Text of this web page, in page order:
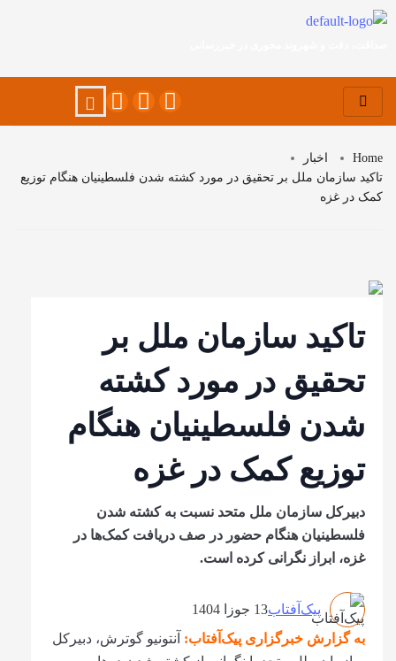
Home
اخبار
تاکید سازمان ملل بر تحقیق در مورد کشته شدن فلسطینیان هنگام توزیع
کمک در غزه
تاکید سازمان ملل بر
تحقیق در مورد کشته
شدن فلسطینیان هنگام
توزیع کمک در غزه
دبیرکل سازمان ملل متحد نسبت به کشته شدن
فلسطینیان هنگام حضور در صف دریافت کمک‌ها در
غزه، ابراز نگرانی کرده است.
پیک‌آفتاب13 جوزا 1404
به گزارش خبرگزاری پیک‌آفتاب:آنتونیو گوترش، دبیرکل